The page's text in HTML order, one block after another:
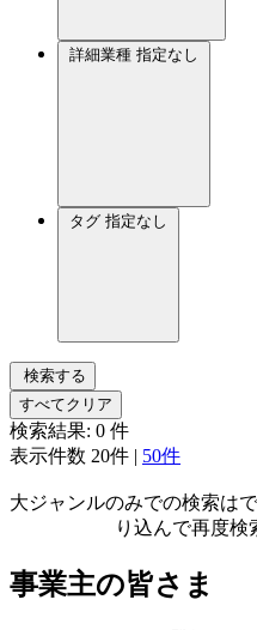
詳細業種 指定なし
タグ 指定なし
検索する
すべてクリア
検索結果: 0 件
表示件数 20件 | 50件
大ジャンルのみでの検索は
り込んで再度検
事業主の皆さま